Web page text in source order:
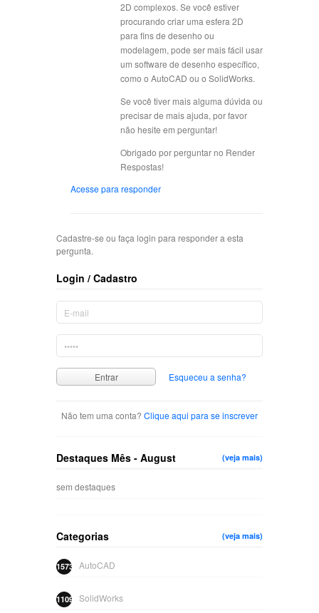
2D complexos. Se você estiver
procurando criar uma esfera 2D
para fins de desenho ou
modelagem, pode ser mais fácil usar
um software de desenho específico,
como o AutoCAD ou o SolidWorks.
Se você tiver mais alguma dúvida ou
precisar de mais ajuda, por favor
não hesite em perguntar!
Obrigado por perguntar no Render
Respostas!
Acesse para responder
Cadastre-se ou faça login para responder a esta
pergunta.
Login / Cadastro
Esqueceu a senha?
Não tem uma conta? Clique aqui para se inscrever
Destaques Mês - August (veja mais)
sem destaques
Categorias (veja mais)
AutoCAD
1573
SolidWorks
1109